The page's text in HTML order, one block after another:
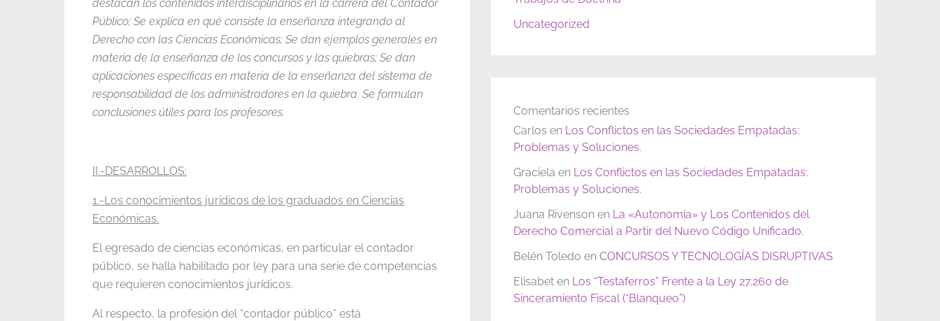
destacan los contenidos interdisciplinarios en la carrera del Contador
Público; Se explica en qué consiste la enseñanza integrando al
Derecho con las Ciencias Económicas; Se dan ejemplos generales en
materia de la enseñanza de los concursos y las quiebras; Se dan
aplicaciones específicas en materia de la enseñanza del sistema de
responsabilidad de los administradores en la quiebra. Se formulan
conclusiones útiles para los profesores.
II.-DESARROLLOS:
1.-Los conocimientos jurídicos de los graduados en Ciencias
Económicas.
El egresado de ciencias económicas, en particular el contador
público, se halla habilitado por ley para una serie de competencias
que requieren conocimientos jurídicos.
Al respecto, la profesión del “contador público” está
Uncategorized
Comentarios recientes
Carlos en Los Conflictos en las Sociedades Empatadas:
Problemas y Soluciones.
Graciela en Los Conflictos en las Sociedades Empatadas:
Problemas y Soluciones.
Juana Rivenson en La «Autonomía» y Los Contenidos del
Derecho Comercial a Partir del Nuevo Código Unificado.
Belén Toledo en CONCURSOS Y TECNOLOGÍAS DISRUPTIVAS
Elisabet en Los “Testaferros” Frente a la Ley 27.260 de
Sinceramiento Fiscal (“Blanqueo”)